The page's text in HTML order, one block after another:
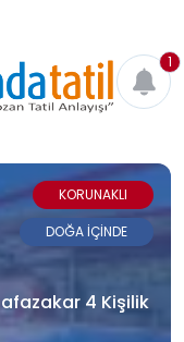
1
4 Kişilik
KORUNAKLI
DOĞA İÇİNDE